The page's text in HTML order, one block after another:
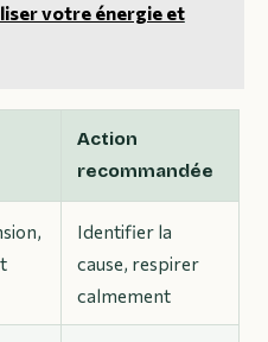
votre énergie et
Action
recommandée
Identifier la
cause, respirer
calmement